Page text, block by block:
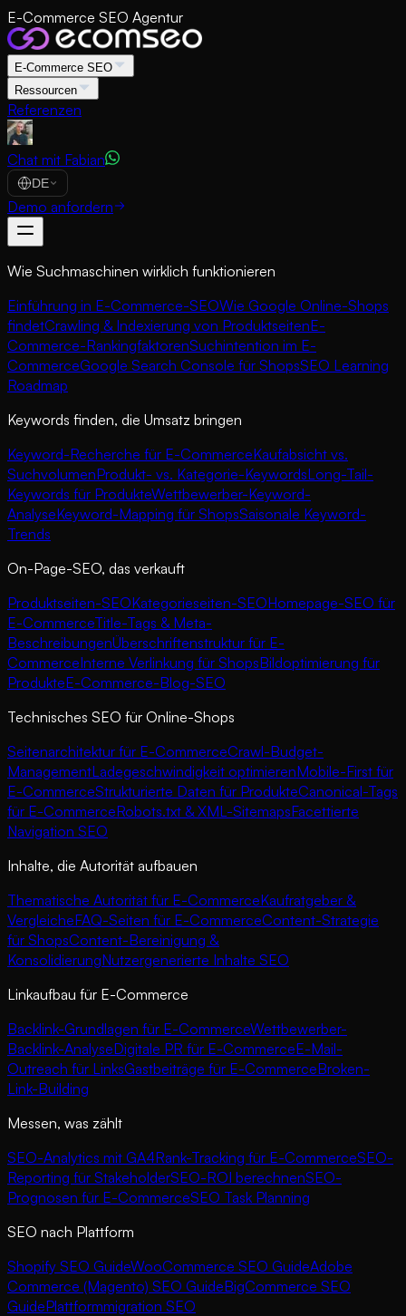
E-Commerce SEO Agentur
E-Commerce SEO
Ressourcen
Referenzen
Chat mit Fabian
DE
Demo anfordern
Wie Suchmaschinen wirklich funktionieren
Einführung in E-Commerce-SEOWie Google Online-Shops
findetCrawling & Indexierung von ProduktseitenE-
Commerce-RankingfaktorenSuchintention im E-
CommerceGoogle Search Console für ShopsSEO Learning
Roadmap
Keywords finden, die Umsatz bringen
Keyword-Recherche für E-CommerceKaufabsicht vs.
SuchvolumenProdukt- vs. Kategorie-KeywordsLong-Tail-
Keywords für ProdukteWettbewerber-Keyword-
AnalyseKeyword-Mapping für ShopsSaisonale Keyword-
Trends
On-Page-SEO, das verkauft
Produktseiten-SEOKategorieseiten-SEOHomepage-SEO für
E-CommerceTitle-Tags & Meta-
BeschreibungenÜberschriftenstruktur für E-
CommerceInterne Verlinkung für ShopsBildoptimierung für
ProdukteE-Commerce-Blog-SEO
Technisches SEO für Online-Shops
Seitenarchitektur für E-CommerceCrawl-Budget-
ManagementLadegeschwindigkeit optimierenMobile-First für
E-CommerceStrukturierte Daten für ProdukteCanonical-Tags
für E-CommerceRobots.txt & XML-SitemapsFacettierte
Navigation SEO
Inhalte, die Autorität aufbauen
Thematische Autorität für E-CommerceKaufratgeber &
VergleicheFAQ-Seiten für E-CommerceContent-Strategie
für ShopsContent-Bereinigung &
KonsolidierungNutzergenerierte Inhalte SEO
Linkaufbau für E-Commerce
Backlink-Grundlagen für E-CommerceWettbewerber-
Backlink-AnalyseDigitale PR für E-CommerceE-Mail-
Outreach für LinksGastbeiträge für E-CommerceBroken-
Link-Building
Messen, was zählt
SEO-Analytics mit GA4Rank-Tracking für E-CommerceSEO-
Reporting für StakeholderSEO-ROI berechnenSEO-
Prognosen für E-CommerceSEO Task Planning
SEO nach Plattform
Shopify SEO GuideWooCommerce SEO GuideAdobe
Commerce (Magento) SEO GuideBigCommerce SEO
GuidePlattformmigration SEO